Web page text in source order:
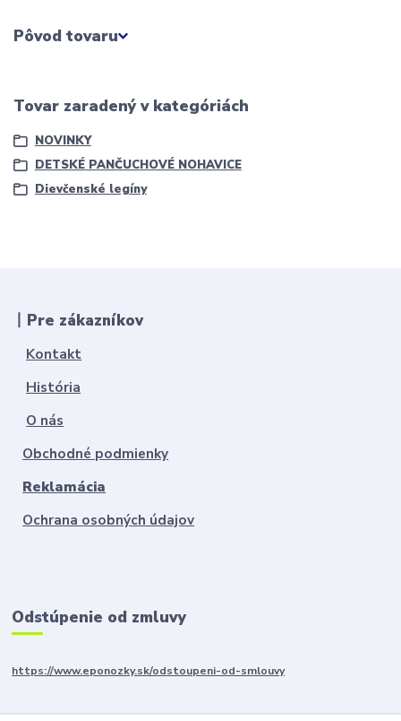
Pôvod tovaru
Tovar zaradený v kategóriách
NOVINKY
DETSKÉ PANČUCHOVÉ NOHAVICE
Dievčenské legíny
丨Pre zákazníkov
Kontakt
História
O nás
Obchodné podmienky
Reklamácia
Ochrana osobných údajov
Odstúpenie od zmluvy
https://www.eponozky.sk/odstoupeni-od-smlouvy